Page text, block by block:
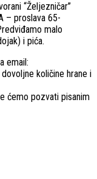
“Željezničar”
– proslava 65-
malo
i pića.
email:
količine hrane i
ćemo pozvati pisanim